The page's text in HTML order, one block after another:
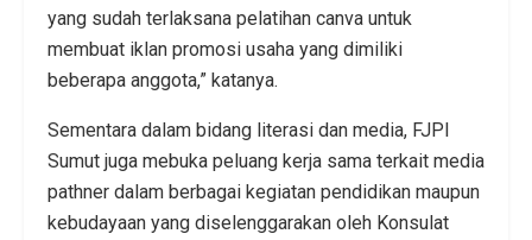
yang sudah terlaksana pelatihan canva untuk
membuat iklan promosi usaha yang dimiliki
beberapa anggota,” katanya.
Sementara dalam bidang literasi dan media, FJPI
Sumut juga mebuka peluang kerja sama terkait media
pathner dalam berbagai kegiatan pendidikan maupun
kebudayaan yang diselenggarakan oleh Konsulat